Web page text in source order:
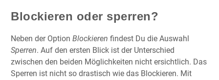
Blockieren oder sperren?
Neben der Option Blockieren findest Du die Auswahl
Sperren. Auf den ersten Blick ist der Unterschied
zwischen den beiden Möglichkeiten nicht ersichtlich. Das
Sperren ist nicht so drastisch wie das Blockieren. Mit